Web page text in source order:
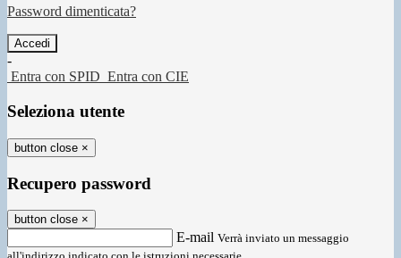
Password dimenticata?
-
Entra con SPID Entra con CIE
Seleziona utente
button close ×
Recupero password
button close ×
E-mail Verrà inviato un messaggio